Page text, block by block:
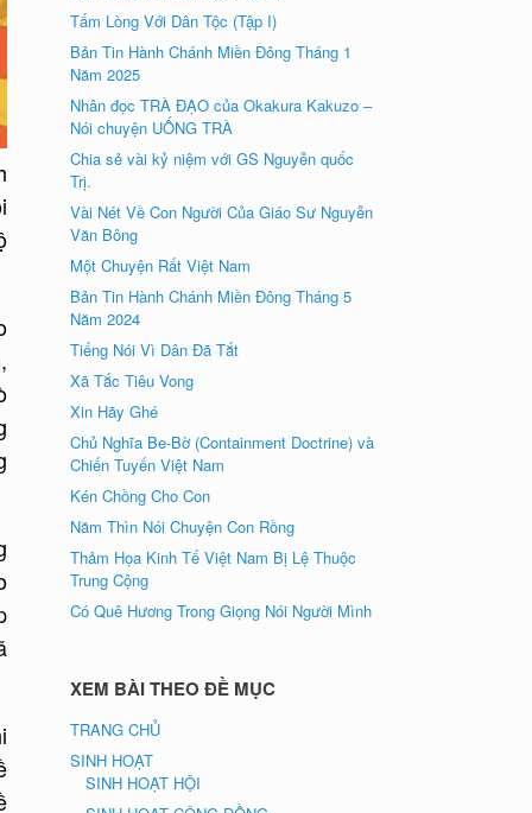
Tấm Lòng Với Dân Tộc (Tập I)
Bản Tin Hành Chánh Miền Đông Tháng 1
Năm 2025
Nhân đọc TRÀ ÐẠO của Okakura Kakuzo –
Nói chuyện UỐNG TRÀ
Chia sẻ vài kỷ niệm với GS Nguyễn quốc
Trị.
Vài Nét Về Con Người Của Giáo Sư Nguyễn
Văn Bông
Một Chuyện Rất Việt Nam
Bản Tin Hành Chánh Miền Đông Tháng 5
Năm 2024
Tiếng Nói Vì Dân Đã Tắt
Xã Tắc Tiêu Vong
Xin Hãy Ghé
Chủ Nghĩa Be-Bờ (Containment Doctrine) và
Chiến Tuyến Việt Nam
Kén Chồng Cho Con
Năm Thìn Nói Chuyện Con Rồng
Thảm Họa Kinh Tế Việt Nam Bị Lệ Thuộc
Trung Cộng
Có Quê Hương Trong Giọng Nói Người Mình
XEM BÀI THEO ĐỀ MỤC
TRANG CHỦ
SINH HOẠT
SINH HOẠT HỘI